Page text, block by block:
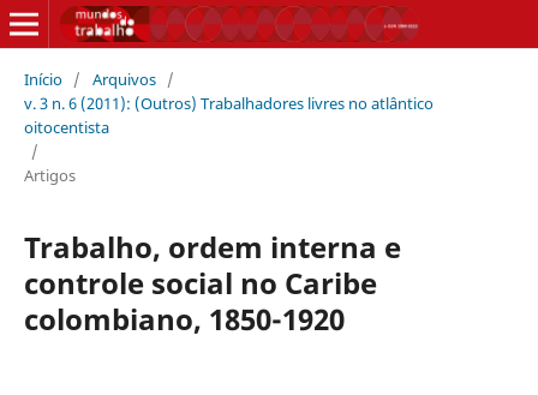
Início / Arquivos /
v. 3 n. 6 (2011): (Outros) Trabalhadores livres no atlântico
oitocentista
/
Artigos
Trabalho, ordem interna e
controle social no Caribe
colombiano, 1850-1920